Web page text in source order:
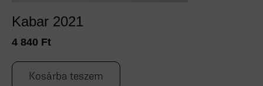
Kabar 2021
4 840 Ft
Kosárba teszem